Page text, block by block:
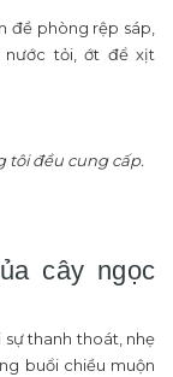
đề phòng rệp sáp,
nước tỏi, ớt để xịt
tôi đều cung cấp.
cây ngọc
thanh thoát, nhẹ
buổi chiều muộn